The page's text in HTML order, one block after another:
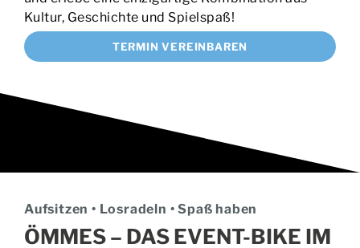
TERMIN VEREINBAREN
ÖMMES – DAS EVENT-BIKE IM
MÜNSTERLAND